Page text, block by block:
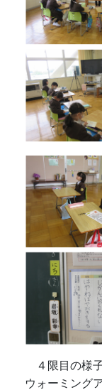
４限目の様
ウォーミング